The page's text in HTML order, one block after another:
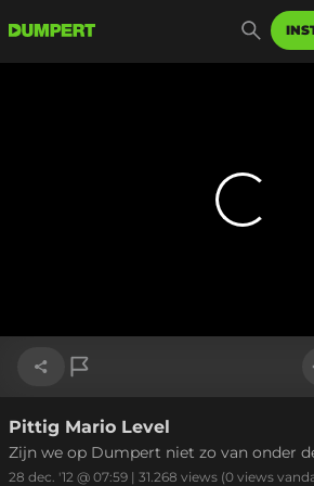
Link kopiëren
Pittig Mario Level
Zijn we op Dumpert niet zo van onder
28 dec. '12 @ 07:59 | 31.268 views (0 views